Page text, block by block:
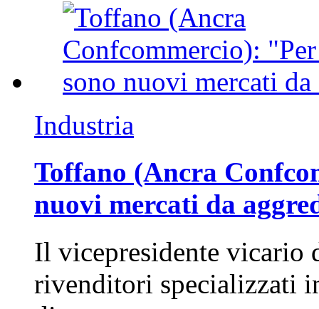
Industria
Toffano (Ancra
nuovi mercati da
Il vicepresidente vicario
rivenditori specializzati